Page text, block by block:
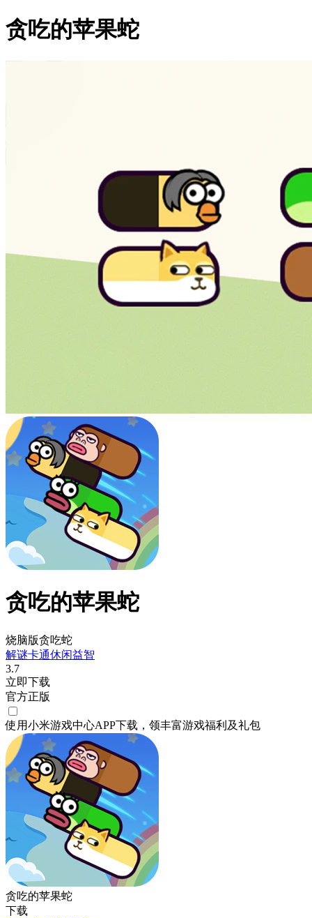
贪吃的苹果蛇
贪吃的苹果蛇
烧脑版贪吃蛇
解谜卡通休闲益智
3.7
立即下载
官方正版
使用小米游戏中心APP下载 ，领丰富游戏福利 及礼包
贪吃的苹果蛇
下载